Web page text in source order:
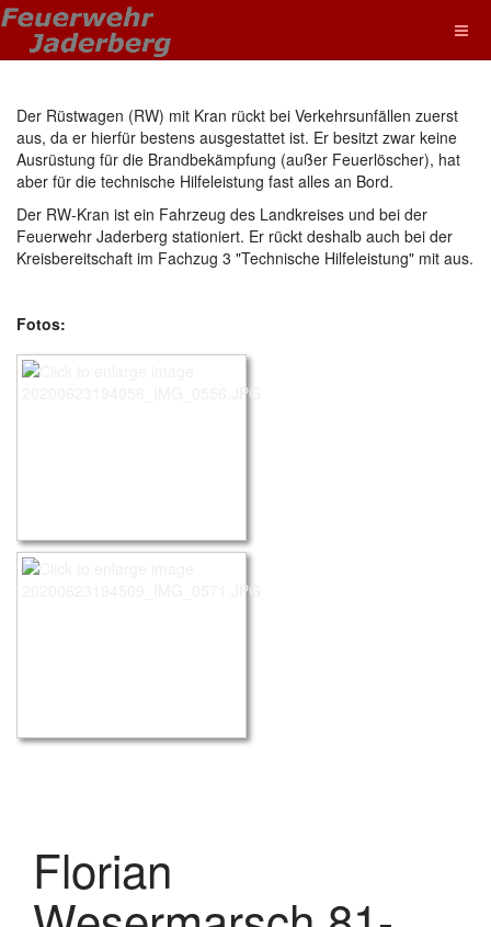
Der Rüstwagen (RW) mit Kran rückt bei Verkehrsunfällen zuerst
aus, da er hierfür bestens ausgestattet ist. Er besitzt zwar keine
Ausrüstung für die Brandbekämpfung (außer Feuerlöscher), hat
aber für die technische Hilfeleistung fast alles an Bord.
Der RW-Kran ist ein Fahrzeug des Landkreises und bei der
Feuerwehr Jaderberg stationiert. Er rückt deshalb auch bei der
Kreisbereitschaft im Fachzug 3 "Technische Hilfeleistung" mit aus.
Fotos:
Florian